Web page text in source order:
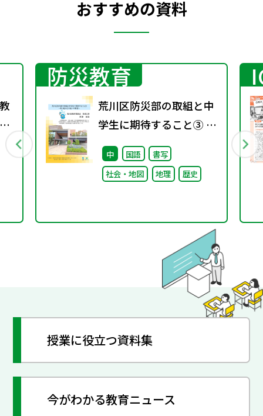
おすすめの資料
防災教育
荒川区防災部の取組と中
学生に期待すること③ ～
取り組みと今後への期待
～
中 国語
書写
社会・地図
地理 歴史
授業に役立つ資料集
今がわかる教育ニュース